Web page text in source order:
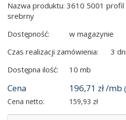
Nazwa produktu: 3610 5001
srebrny
Dostępność:
w magazynie
Czas realizacji zamówienia:
3
Dostępna ilość:
10 mb
Cena 196,71 zł /mb
Cena netto:
159,93 zł